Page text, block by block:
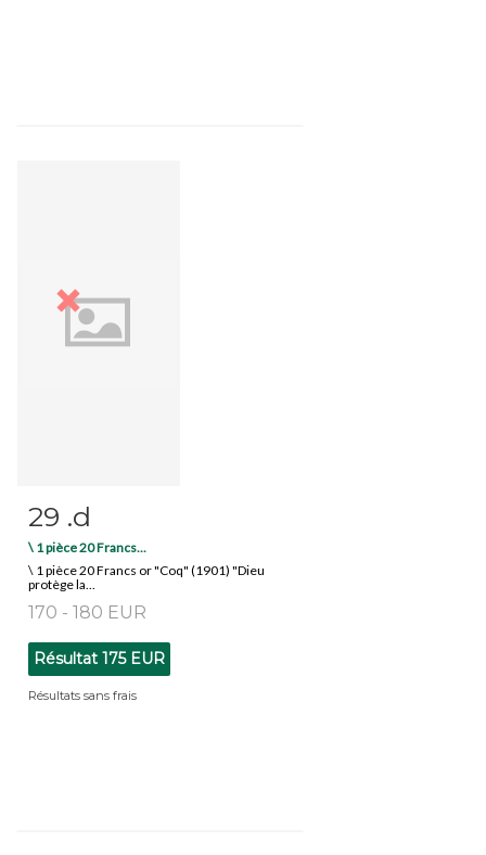
Fiche détaillée
29 .d
\ 1 pièce 20 Francs...
\ 1 pièce 20 Francs or "Coq" (1901) "Dieu
protège la...
170 - 180 EUR
Résultat 175 EUR
Résultats sans frais